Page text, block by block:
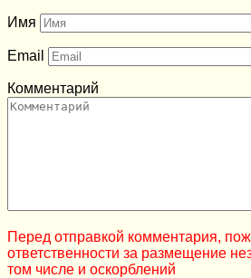
Имя
Email
Комментарий
Перед отправкой комментария,
ответственности за размещение
том числе и оскорблений